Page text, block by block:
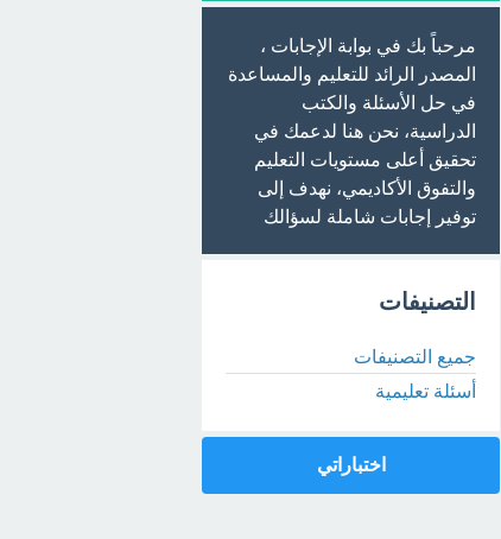
مرحباً بك في بوابة الإجابات ،
المصدر الرائد للتعليم والمساعدة
في حل الأسئلة والكتب
الدراسية، نحن هنا لدعمك في
تحقيق أعلى مستويات التعليم
والتفوق الأكاديمي، نهدف إلى
توفير إجابات شاملة لسؤالك
التصنيفات
جميع التصنيفات
أسئلة تعليمية
اختباراتي